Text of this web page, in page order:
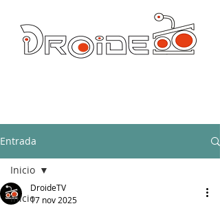
Entrada
Inicio
Inicio
DroideTV
17 nov 2025